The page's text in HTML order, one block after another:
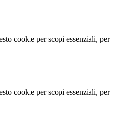
cookie per scopi essenziali, per
cookie per scopi essenziali, per